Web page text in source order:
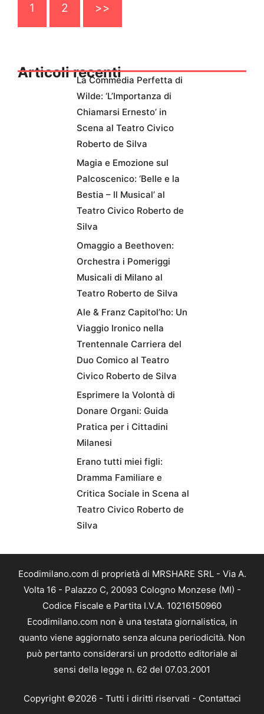
1 2 >>
Articoli recentiLa Commedia Perfetta di
Wilde: ‘L’Importanza di
Chiamarsi Ernesto’ in
Scena al Teatro Civico
Roberto de Silva
Magia e Emozione sul
Palcoscenico: ‘Belle e la
Bestia – Il Musical’ al
Teatro Civico Roberto de
Silva
Omaggio a Beethoven:
Orchestra i Pomeriggi
Musicali di Milano al
Teatro Roberto de Silva
Ale & Franz Capitol’ho: Un
Viaggio Ironico nella
Trentennale Carriera del
Duo Comico al Teatro
Civico Roberto de Silva
Esprimere la Volontà di
Donare Organi: Guida
Pratica per i Cittadini
Milanesi
Erano tutti miei figli:
Dramma Familiare e
Critica Sociale in Scena al
Teatro Civico Roberto de
Silva
Ecodimilano.com di proprietà di MRSHARE SRL - Via A.
Volta 16 - Palazzo C, 20093 Cologno Monzese (MI) -
Codice Fiscale e Partita I.V.A. 10216150960
Ecodimilano.com non è una testata giornalistica, in
quanto viene aggiornato senza alcuna periodicità. Non
può pertanto considerarsi un prodotto editoriale ai
sensi della legge n. 62 del 07.03.2001
Copyright ©2026 - Tutti i diritti riservati - Contattaci